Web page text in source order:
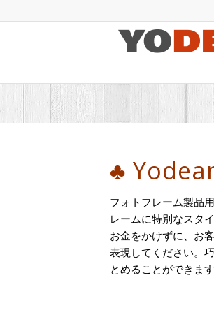
♣
フォトフレーム製品
レームに特別なスタ
お金をかけずに、お
表現してください。
とめることができます